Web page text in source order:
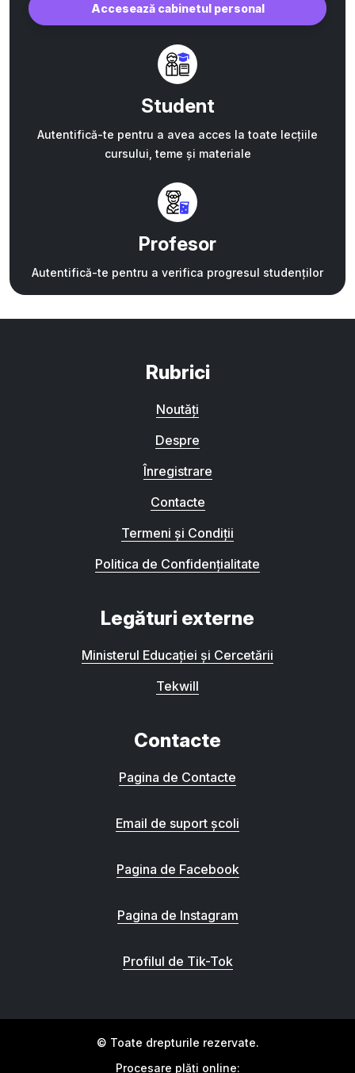
Accesează cabinetul personal
Student
Autentifică-te pentru a avea acces la toate lecțiile
cursului, teme și materiale
Profesor
Autentifică-te pentru a verifica progresul studenților
Rubrici
Noutăți
Despre
Înregistrare
Contacte
Termeni și Condiții
Politica de Confidențialitate
Legături externe
Ministerul Educației și Cercetării
Tekwill
Contacte
Pagina de Contacte
Email de suport școli
Pagina de Facebook
Pagina de Instagram
Profilul de Tik-Tok
© Toate drepturile rezervate.
Procesare plăți online: